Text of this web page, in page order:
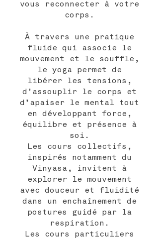
vous reconnecter à votre
corps.
À travers une pratique
fluide qui associe le
mouvement et le souffle,
le yoga permet de
libérer les tensions,
d’assouplir le corps et
d’apaiser le mental tout
en développant force,
équilibre et présence à
soi.
Les cours collectifs,
inspirés notamment du
Vinyasa, invitent à
explorer le mouvement
avec douceur et fluidité
dans un enchaînement de
postures guidé par la
respiration.
Les cours particuliers